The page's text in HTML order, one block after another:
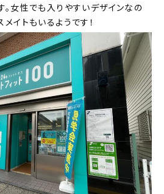
。女性でも入りやすいデザインなの
イトもいるようです！